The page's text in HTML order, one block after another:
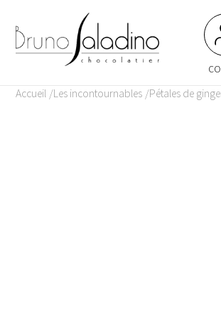
Accueil Les incontournables Pétales de
Panneau de gestion des cookies